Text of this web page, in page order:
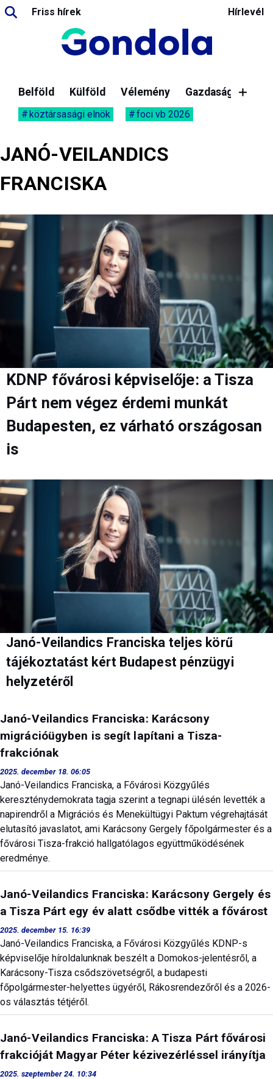
Friss hírek Hírlevél
Belföld Külföld Vélemény Gazdaság
köztársasági elnök foci vb 2026
JANÓ-VEILANDICS
FRANCISKA
KDNP fővárosi képviselője: a Tisza
Párt nem végez érdemi munkát
Budapesten, ez várható országosan
is
Janó-Veilandics Franciska teljes körű
tájékoztatást kért Budapest pénzügyi
helyzetéről
Janó-Veilandics Franciska: Karácsony
migrációügyben is segít lapítani a Tisza-
frakciónak
2025. december 18. 06:05
Janó-Veilandics Franciska, a Fővárosi Közgyűlés
kereszténydemokrata tagja szerint a tegnapi ülésén levették a
napirendről a Migrációs és Menekültügyi Paktum végrehajtását
elutasító javaslatot, ami Karácsony Gergely főpolgármester és a
fővárosi Tisza-frakció hallgatólagos együttműködésének
eredménye.
Janó-Veilandics Franciska: Karácsony Gergely és
a Tisza Párt egy év alatt csődbe vitték a fővárost
2025. december 15. 16:39
Janó-Veilandics Franciska, a Fővárosi Közgyűlés KDNP-s
képviselője híroldalunknak beszélt a Domokos-jelentésről, a
Karácsony-Tisza csődszövetségről, a budapesti
főpolgármester-helyettes ügyéről, Rákosrendezőről és a 2026-
os választás tétjéről.
Janó-Veilandics Franciska: A Tisza Párt fővárosi
frakcióját Magyar Péter kézivezérléssel irányítja
2025. szeptember 24. 10:34